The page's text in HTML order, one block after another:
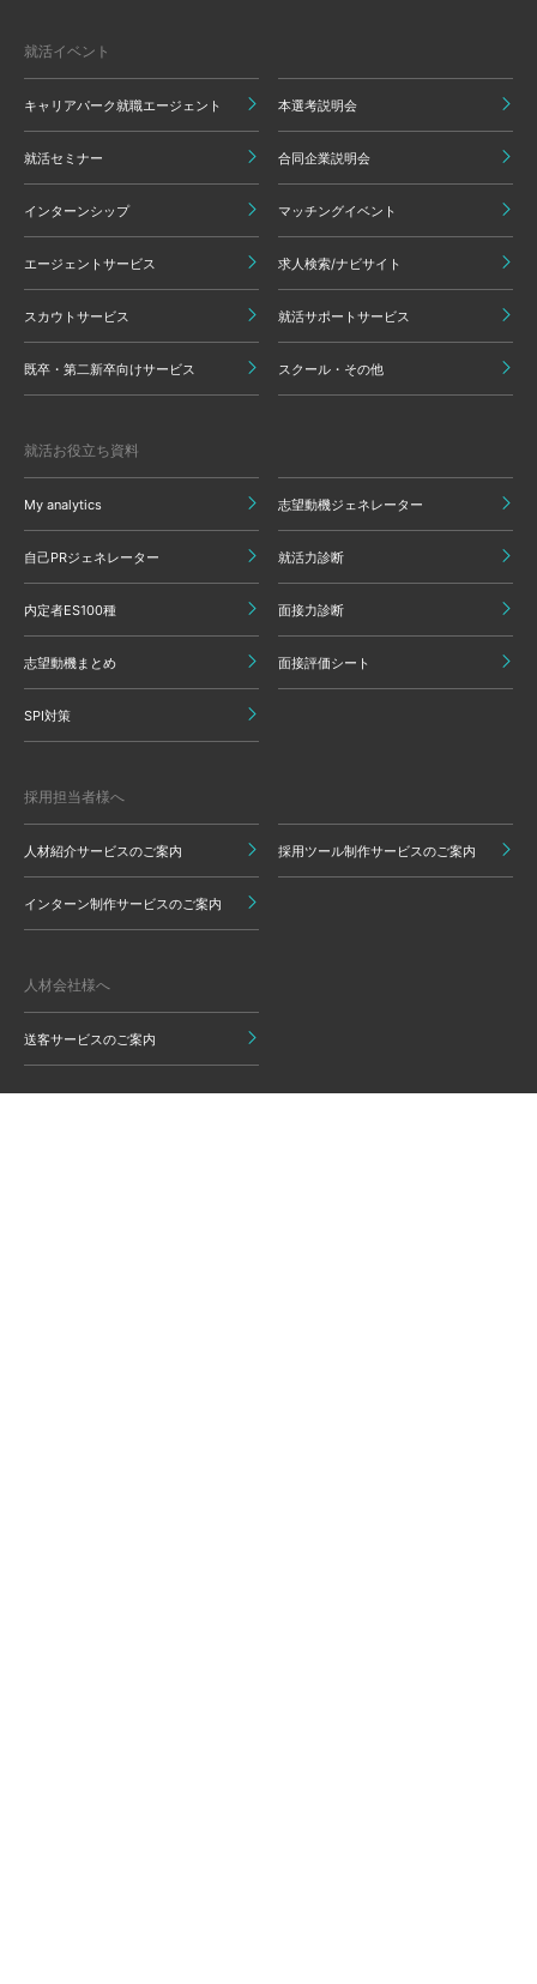
就活イベント
キャリアパーク就職エージェント 本選考説明会
就活セミナー 合同企業説明会
インターンシップ マッチングイベント
エージェントサービス 求人検索/ナビサイト
スカウトサービス 就活サポートサービス
既卒・第二新卒向けサービス スクール・その他
就活お役立ち資料
My analytics 志望動機ジェネレーター
自己PRジェネレーター 就活力診断
内定者ES100種 面接力診断
志望動機まとめ 面接評価シート
SPI対策
採用担当者様へ
人材紹介サービスのご案内 採用ツール制作サービスのご案内
インターン制作サービスのご案内
人材会社様へ
送客サービスのご案内